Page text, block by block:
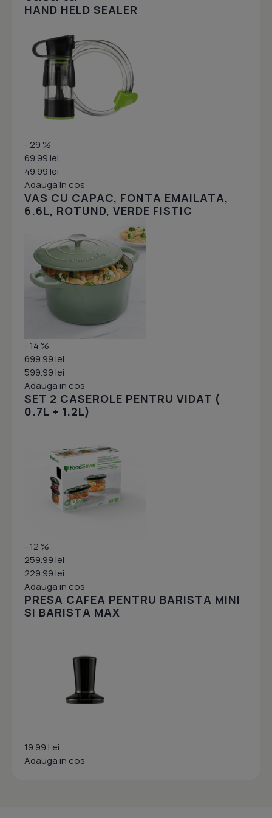
HAND HELD SEALER
- 29 %
69.99 lei
49.99 lei
Adauga in cos
VAS CU CAPAC, FONTA EMAILATA,
6.6L, ROTUND, VERDE FISTIC
- 14 %
699.99 lei
599.99 lei
Adauga in cos
SET 2 CASEROLE PENTRU VIDAT (
0.7L + 1.2L)
- 12 %
259.99 lei
229.99 lei
Adauga in cos
PRESA CAFEA PENTRU BARISTA MINI
SI BARISTA MAX
19.99 Lei
Adauga in cos